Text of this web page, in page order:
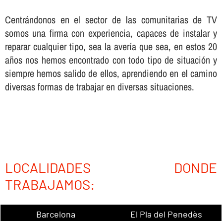
Centrándonos en el sector de las comunitarias de TV
somos una firma con experiencia, capaces de instalar y
reparar cualquier tipo, sea la averí­a que sea, en estos 20
años nos hemos encontrado con todo tipo de situación y
siempre hemos salido de ellos, aprendiendo en el camino
diversas formas de trabajar en diversas situaciones.
LOCALIDADES DONDE
TRABAJAMOS:
Barcelona
El Pla del Penedès